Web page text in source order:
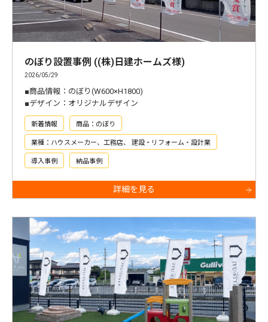
のぼり設置事例 ((株)日建ホームズ様)
2026/05/29
■商品情報：のぼり(W600×H1800)
■デザイン：オリジナルデザイン
新着情報 商品：のぼり
業種：ハウスメーカー、工務店、 建設・リフォーム・設計業
導入事例 納品事例
詳細を見る